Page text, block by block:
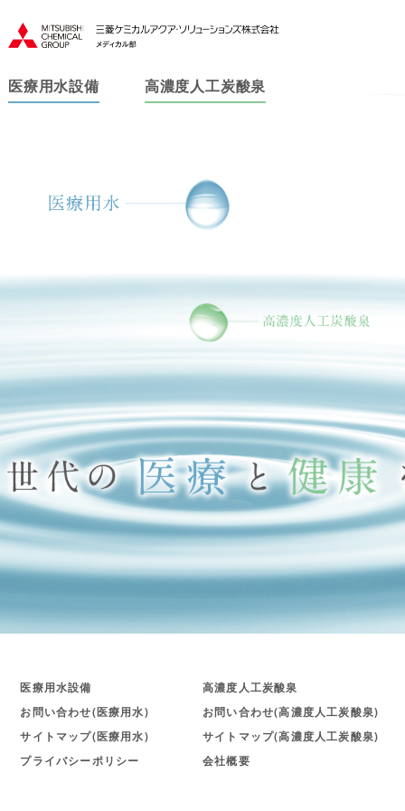
医療用水設備 高濃度人工炭酸泉
医療用水設備
高濃度人工炭酸泉
お問い合わせ(医療用水)
お問い合わせ(高濃度人工炭酸泉)
サイトマップ(医療用水)
サイトマップ(高濃度人工炭酸泉)
プライバシーポリシー
会社概要